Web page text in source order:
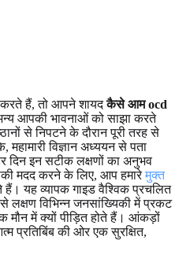
करते हैं, तो आपने शायदकैसे आम ocd
आपकी भावनाओं को साझा करते
से निपटने के दौरान पूरी तरह से
विज्ञान अध्ययन से पता
दिन इन सटीक लक्षणों का अनुभव
मदद करने के लिए, आप हमारेमुक्त
यह व्यापक गाइड वैश्विक प्रचलित
लक्षण विभिन्न जनसांख्यिकी में प्रकट
मौन में क्यों पीड़ित होते हैं। आंकड़ों
प्रतिबिंब की ओर एक सुरक्षित,